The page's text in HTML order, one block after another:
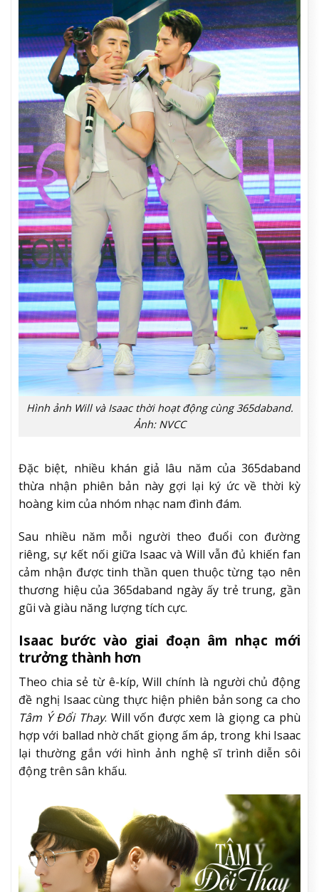
Hình ảnh Will và Isaac thời hoạt động cùng 365daband.
Ảnh: NVCC
Đặc biệt, nhiều khán giả lâu năm của 365daband
thừa nhận phiên bản này gợi lại ký ức về thời kỳ
hoàng kim của nhóm nhạc nam đình đám.
Sau nhiều năm mỗi người theo đuổi con đường
riêng, sự kết nối giữa Isaac và Will vẫn đủ khiến fan
cảm nhận được tinh thần quen thuộc từng tạo nên
thương hiệu của 365daband ngày ấy trẻ trung, gần
gũi và giàu năng lượng tích cực.
Isaac bước vào giai đoạn âm nhạc mới
trưởng thành hơn
Theo chia sẻ từ ê-kíp, Will chính là người chủ động
đề nghị Isaac cùng thực hiện phiên bản song ca cho
Tâm Ý Đổi Thay. Will vốn được xem là giọng ca phù
hợp với ballad nhờ chất giọng ấm áp, trong khi Isaac
lại thường gắn với hình ảnh nghệ sĩ trình diễn sôi
động trên sân khấu.